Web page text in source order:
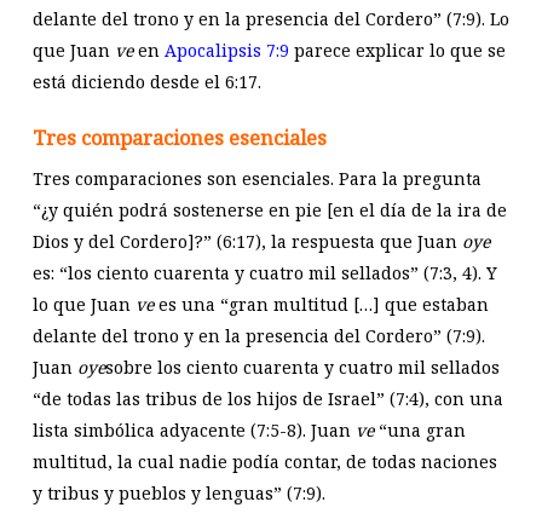
delante del trono y en la presencia del Cordero” (7:9). Lo
que Juan veen Apocalipsis 7:9 parece explicar lo que se
está diciendo desde el 6:17.
Tres comparaciones esenciales
Tres comparaciones son esenciales. Para la pregunta
“¿y quién podrá sostenerse en pie [en el día de la ira de
Dios y del Cordero]?” (6:17), la respuesta que Juan oye
es: “los ciento cuarenta y cuatro mil sellados” (7:3, 4). Y
lo que Juan vees una “gran multitud […] que estaban
delante del trono y en la presencia del Cordero” (7:9).
Juan oyesobre los ciento cuarenta y cuatro mil sellados
“de todas las tribus de los hijos de Israel” (7:4), con una
lista simbólica adyacente (7:5-8). Juan ve“una gran
multitud, la cual nadie podía contar, de todas naciones
y tribus y pueblos y lenguas” (7:9).